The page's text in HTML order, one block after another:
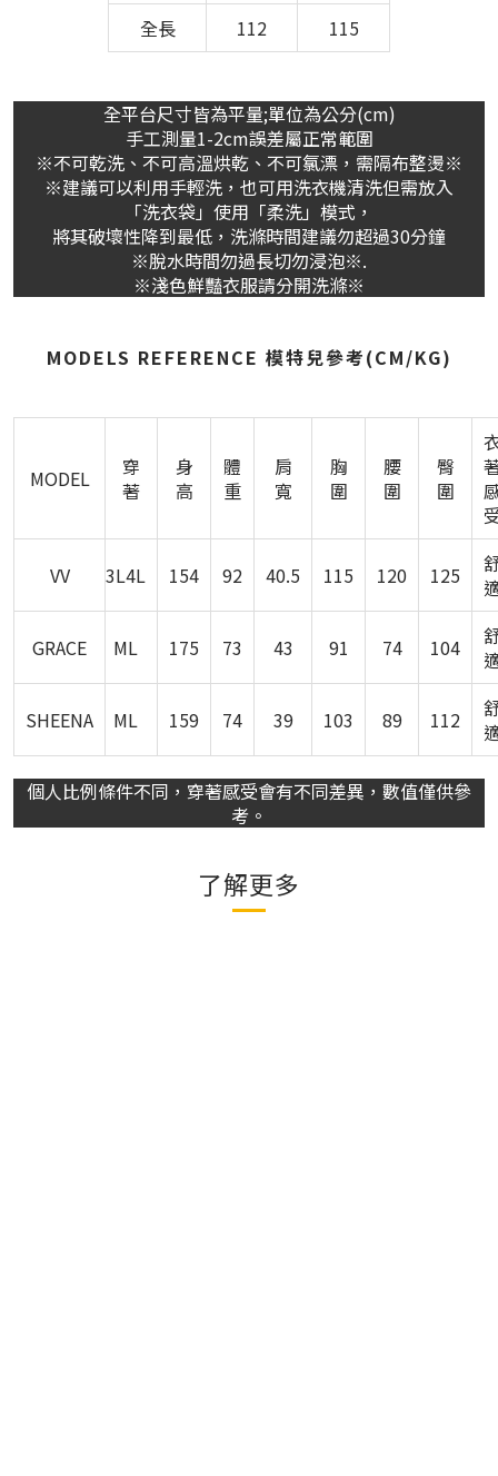
全長 112 115
全平台尺寸皆為平量;單位為公分(cm)
手工測量1-2cm誤差屬正常範圍
※不可乾洗、不可高溫烘乾、不可氯漂，需隔布整燙※
※建議可以利用手輕洗，也可用洗衣機清洗但需放入
「洗衣袋」使用「柔洗」模式，
將其破壞性降到最低，洗滌時間建議勿超過30分鐘
※脫水時間勿過長切勿浸泡※.
※淺色鮮豔衣服請分開洗滌※
MODELS REFERENCE 模特兒參考(CM/KG)
MODEL
穿
著
身
高
體
重
肩
寬
胸
圍
腰
圍
臀
圍
VV 3L4L 154 92 40.5 115 120 125
GRACE ML 175 73 43 91 74 104
SHEENA ML 159 74 39 103 89 112
個人比例條件不同，穿著感受會有不同差異，數值僅供參
考。
了解更多